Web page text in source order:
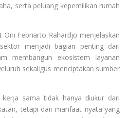
serta peluang kepemilikan rumah
Febriarto Rahardjo menjelaskan
menjadi bagian penting dari
membangun ekosistem layanan
sekaligus menciptakan sumber
kerja sama tidak hanya diukur dari
tetapi dari manfaat nyata yang